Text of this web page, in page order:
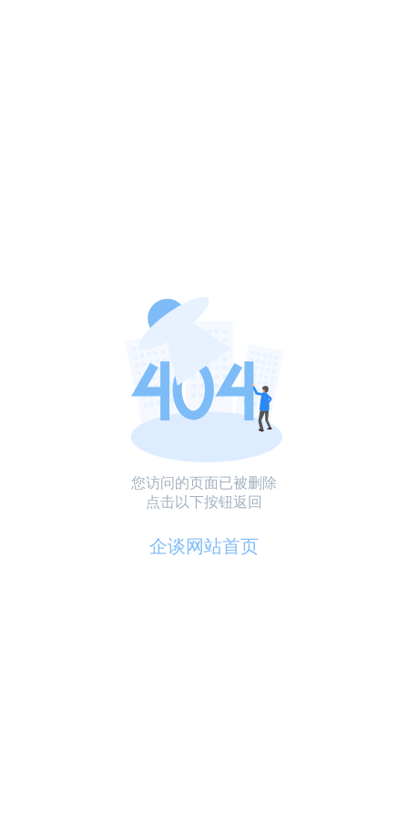
您访问的页面已被删除
点击以下按钮返回
企谈网站首页